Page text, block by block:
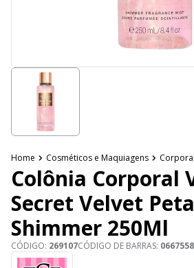
Home Cosméticos e Maquiagens Corporal
Colônia Corporal
Secret Velvet
Shimmer 250Ml
CÓDIGO: 269107CÓDIGO DE BARRAS: